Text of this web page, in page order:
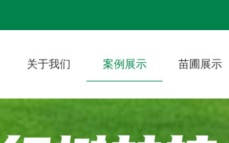
关于我们 案例展示 苗圃展示